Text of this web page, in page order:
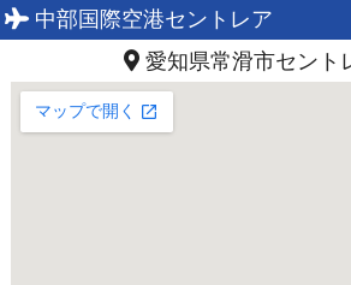
中部国際空港セントレア
愛知県常滑市セント